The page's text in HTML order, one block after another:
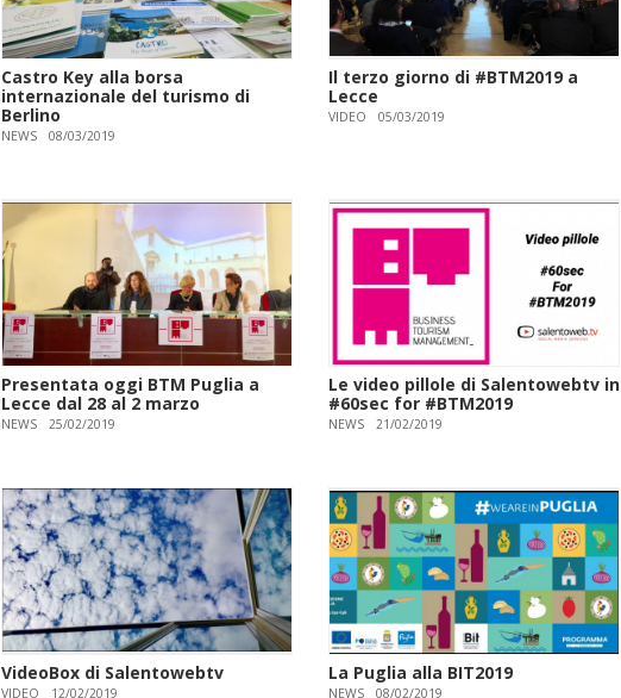
Castro Key alla borsa
internazionale del turismo di
Berlino
NEWS 08/03/2019
Il terzo giorno di #BTM2019 a
Lecce
VIDEO 05/03/2019
Presentata oggi BTM Puglia a
Lecce dal 28 al 2 marzo
NEWS 25/02/2019
Le video pillole di Salentowebtv in
#60sec for #BTM2019
NEWS 21/02/2019
VideoBox di Salentowebtv
VIDEO 12/02/2019
La Puglia alla BIT2019
NEWS 08/02/2019